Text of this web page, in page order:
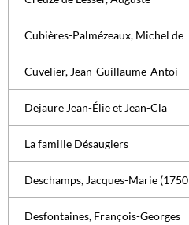
Cubières-Palmézeaux, Michel de
Cuvelier, Jean-Guillaume-Antoi
Dejaure Jean-Élie et Jean-Cla
La famille Désaugiers
Deschamps, Jacques-Marie (1750
Desfontaines, François-Georges